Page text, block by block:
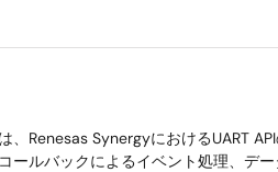
、Renesas SynergyにおけるUART
ールバックによるイベント処理、デー